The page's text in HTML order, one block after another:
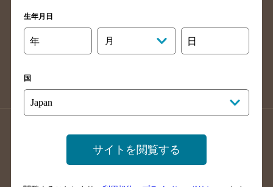
長崎県のバー検索
佐賀県のバー検索
大分県のバー検索
熊本県のバー検索
掲載店舗様ログイン
生年月日
年 月 日
国
サイトを閲覧する